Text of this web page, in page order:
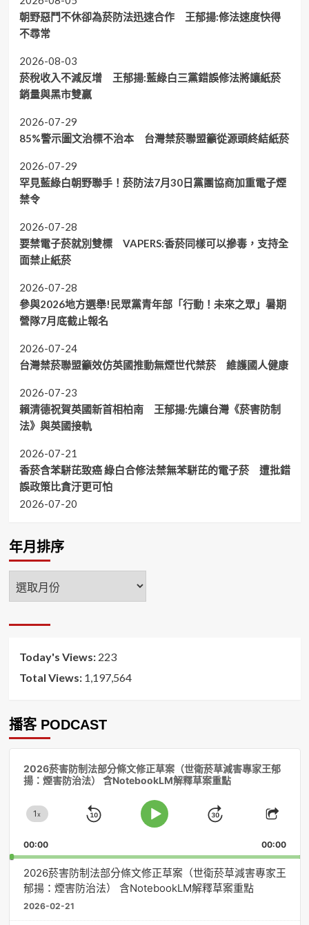
朝野惡鬥不休卻為菸防法迅速合作 王郁揚:修法速度快得
不尋常
2026-08-03
菸稅收入不減反增 王郁揚:藍綠白三黨錯誤修法將讓紙菸
銷量與黑市雙贏
2026-07-29
85%警示圖文治標不治本 台灣禁菸聯盟籲從源頭終結紙菸
2026-07-29
罕見藍綠白朝野聯手！菸防法7月30日黨團協商加重電子煙
禁令
2026-07-28
要禁電子菸就別雙標 VAPERS:香菸同樣可以摻毒，支持全
面禁止紙菸
2026-07-28
參與2026地方選舉!民眾黨青年部「行動！未來之眾」暑期
營隊7月底截止報名
2026-07-24
台灣禁菸聯盟籲效仿英國推動無煙世代禁菸 維護國人健康
2026-07-23
賴清德祝賀英國新首相柏南 王郁揚:先讓台灣《菸害防制
法》與英國接軌
2026-07-21
香菸含苯駢芘致癌 綠白合修法禁無苯駢芘的電子菸 遭批錯
誤政策比貪汙更可怕
2026-07-20
年月排序
年
月
Today's Views: 223
Total Views: 1,197,564
播客 PODCAST
2026菸害防制法部分條文修正草案（世衛菸草減害專家王郁
揚：煙害防治法） 含NotebookLM解釋草案重點
Change
Rate
1x
Skip
Play
Jump
Forward
Share
00:00 00:00
2026菸害防制法部分條文修正草案（世衛菸草減害專家王
郁揚：煙害防治法） 含NotebookLM解釋草案重點
2026-02-21